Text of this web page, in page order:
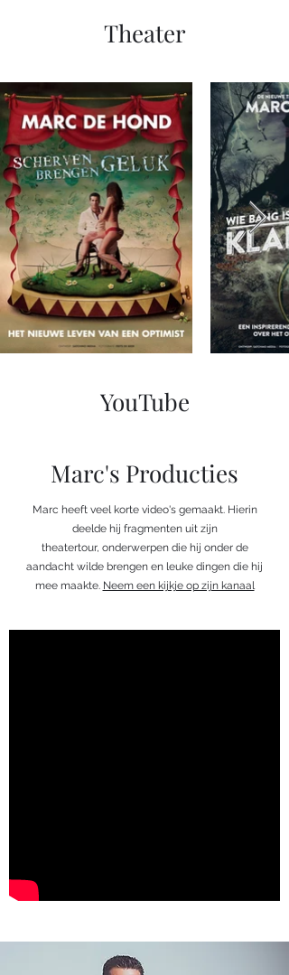
Theater
YouTube
Marc's Producties
Marc heeft veel korte video's gemaakt. Hierin
deelde hij fragmenten uit zijn
theatertour, onderwerpen die hij onder de
aandacht wilde brengen en leuke dingen die hij
mee maakte. Neem een kijkje op zijn kanaal